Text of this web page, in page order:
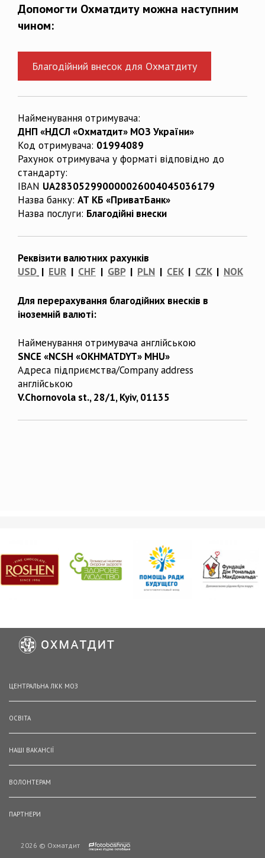
Допомогти Охматдиту можна наступним
чином:
Благодійний внесок для Охматдиту
Найменування отримувача:
ДНП «НДСЛ «Охматдит» МОЗ України»
Код отримувача: 01994089
Рахунок отримувача у форматі відповідно до
стандарту:
IBAN UA283052990000026004045036179
Назва банку: АТ КБ «ПриватБанк»
Назва послуги: Благодійні внески
Реквізити валютних рахунків
USD | EUR | CHF | GBP| PLN | CEK| CZK| NOK
Для перерахування благодійних внесків в
іноземній валюті:
Найменування отримувача англійською
SNCE «NCSH «OKHMATDYT» MHU»
Адреса підприємства/Company address
англійською
V.Chornovola st., 28/1, Kyiv, 01135
ЦЕНТРАЛЬНА ЛКК МОЗ
ОСВІТА
НАШІ ВАКАНСІЇ
ВОЛОНТЕРАМ
ПАРТНЕРИ
2026 © Охматдит